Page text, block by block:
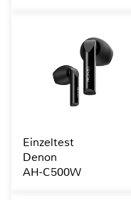
Einzeltest
Denon
AH-C500W